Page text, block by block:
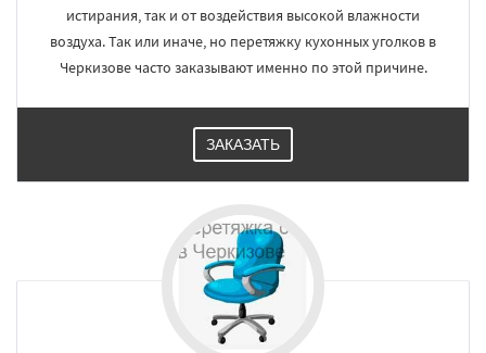
истирания, так и от воздействия высокой влажности
воздуха. Так или иначе, но перетяжку кухонных уголков в
Черкизове часто заказывают именно по этой причине.
ЗАКАЗАТЬ